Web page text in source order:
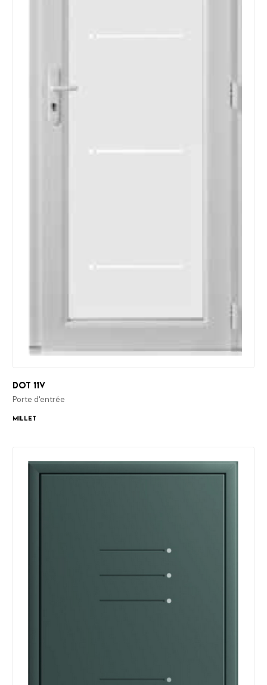
Dot 11v
Porte d'entrée
Millet